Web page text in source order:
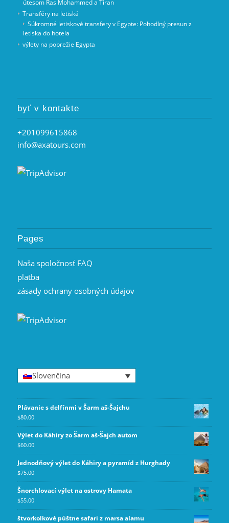
útesom Ras Mohammed a Tiran
Transféry na letiská
Súkromné letiskové transfery v Egypte: Pohodlný presun z
letiska do hotela
výlety na pobrežie Egypta
byť v kontakte
+201099615868
info@axatours.com
Pages
Naša spoločnosť FAQ
platba
zásady ochrany osobných údajov
Slovenčina
Plávanie s delfínmi v Šarm aš-Šajchu
$80.00
Výlet do Káhiry zo Šarm aš-Šajch autom
$60.00
Jednodňový výlet do Káhiry a pyramíd z Hurghady
$75.00
Šnorchlovací výlet na ostrovy Hamata
$55.00
štvorkolkové púštne safari z marsa alamu